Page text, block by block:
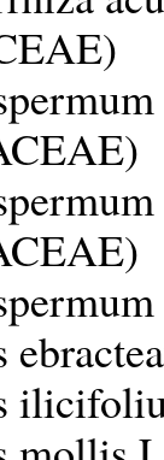
)
)
)